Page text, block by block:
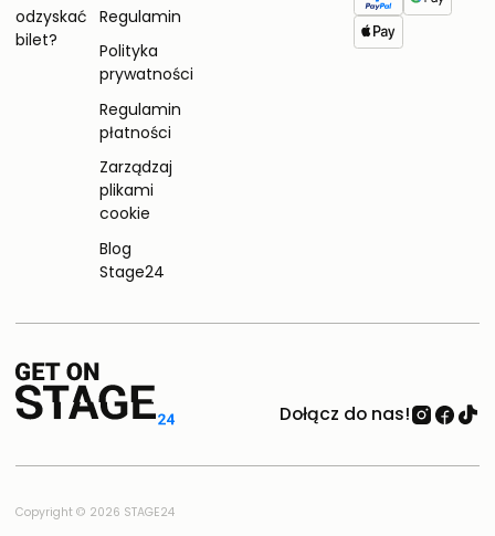
odzyskać
bilet?
Regulamin
Polityka
prywatności
Regulamin
płatności
Zarządzaj
plikami
cookie
Blog
Stage24
Dołącz do nas!
Copyright © 2026 STAGE24